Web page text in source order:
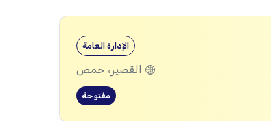
الإدارة العامة
القصير، حمص
مفتوحة